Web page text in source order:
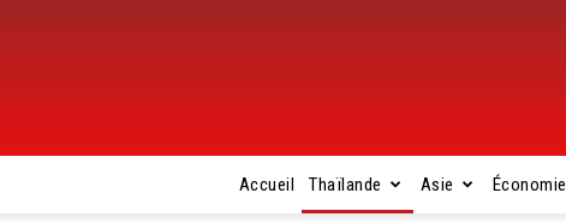
Accueil Thaïlande Asie Économie